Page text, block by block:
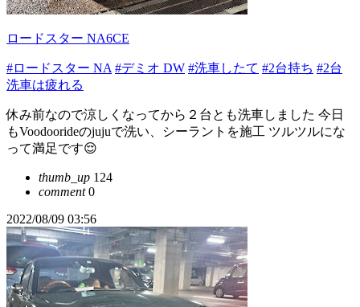
ロードスター NA6CE
#ロードスター NA #デミオ DW #洗車したて #2台持ち #2台
洗車は疲れる
休み前なので涼しくなってから２台とも洗車しました 今日
もVoodoorideのjujuで洗い、シーラントを施工 ツルツルにな
って満足です😌
thumb_up 124
comment0
2022/08/09 03:56